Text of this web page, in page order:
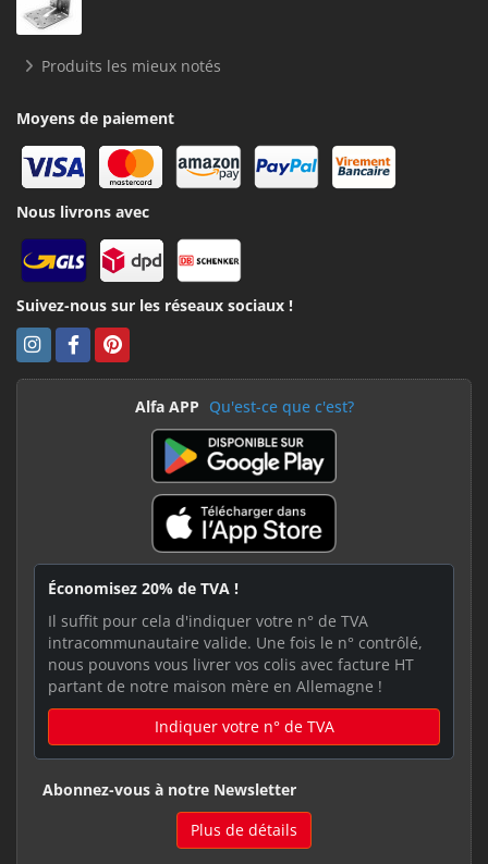
Produits les mieux notés
Moyens de paiement
Nous livrons avec
Suivez-nous sur les réseaux sociaux !
Alfa APP Qu'est-ce que c'est?
Économisez 20% de TVA !
Il suffit pour cela d'indiquer votre n° de TVA
intracommunautaire valide. Une fois le n° contrôlé,
nous pouvons vous livrer vos colis avec facture HT
partant de notre maison mère en Allemagne !
Indiquer votre n° de TVA
Abonnez-vous à notre Newsletter
Plus de détails